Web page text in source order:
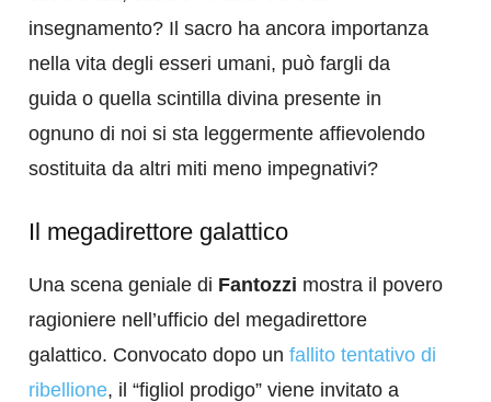
insegnamento? Il sacro ha ancora importanza
nella vita degli esseri umani, può fargli da
guida o quella scintilla divina presente in
ognuno di noi si sta leggermente affievolendo
sostituita da altri miti meno impegnativi?
Il megadirettore galattico
Una scena geniale di Fantozzi mostra il povero
ragioniere nell’ufficio del megadirettore
galattico. Convocato dopo un fallito tentativo di
ribellione, il “figliol prodigo” viene invitato a